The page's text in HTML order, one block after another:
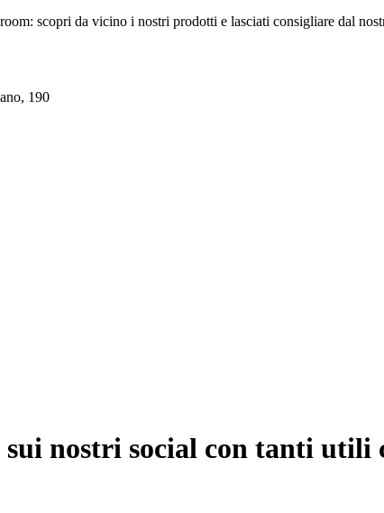
scopri da vicino i nostri prodotti e lasciati consigliare dal
190
nostri social con tanti utili